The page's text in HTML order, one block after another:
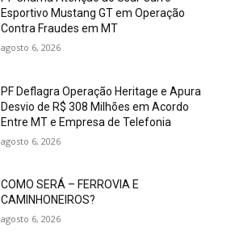
Esportivo Mustang GT em Operação
Contra Fraudes em MT
agosto 6, 2026
PF Deflagra Operação Heritage e Apura
Desvio de R$ 308 Milhões em Acordo
Entre MT e Empresa de Telefonia
agosto 6, 2026
COMO SERÁ – FERROVIA E
CAMINHONEIROS?
agosto 6, 2026